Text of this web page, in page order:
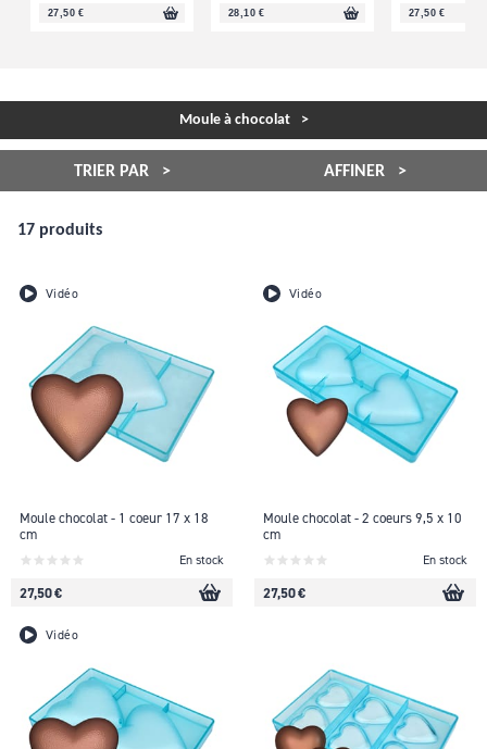
27,50 € 28,10 € 27,50 €
Moule à chocolat
TRIER PAR AFFINER
17 produits
Vidéo
Moule chocolat - 1 coeur 17 x 18
cm
En stock
27,50 €
Vidéo
Moule chocolat - 2 coeurs 9,5 x 10
cm
En stock
27,50 €
Vidéo